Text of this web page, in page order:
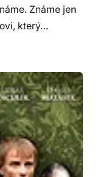
Známe jen
který…